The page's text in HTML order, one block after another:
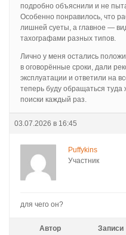
подробно объяснили и не
Особенно понравилось, что
лишней суеты, а главное —
тахографами разных типов.
Лично у меня остались
в оговорённые сроки, дали
эксплуатации и ответили на
теперь буду обращаться
поиски каждый раз.
03.07.2026 в 16:45
Puffykins
Участник
для чего он?
Автор Записи